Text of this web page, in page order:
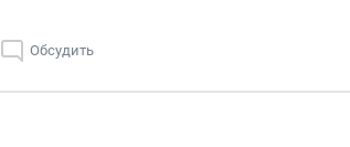
Обсудить